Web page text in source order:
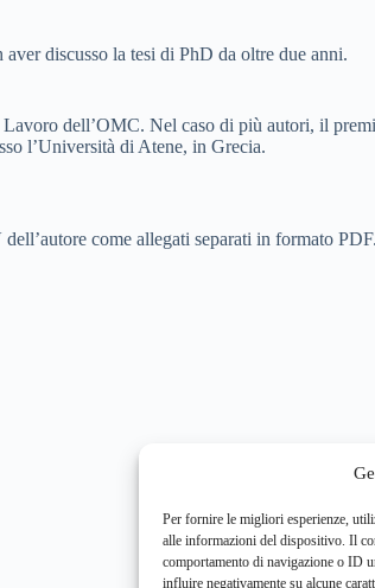
Per fornire le migliori esperienze,
alle informazioni del dispositivo. Il
comportamento di navigazione o ID
influire negativamente su alcune
discusso la tesi di PhD da oltre due anni.
dell’OMC. Nel caso di più autori, il
l’Università di Atene, in Grecia.
come allegati separati in formato PDF.